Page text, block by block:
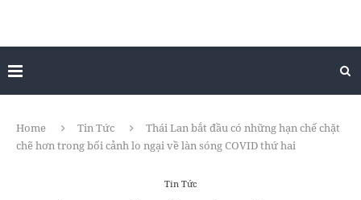
Home Tin Tức
Thái Lan bắt đầu có những hạn chế chặt
chẽ hơn trong bối cảnh lo ngại về làn sóng COVID thứ hai
Tin Tức